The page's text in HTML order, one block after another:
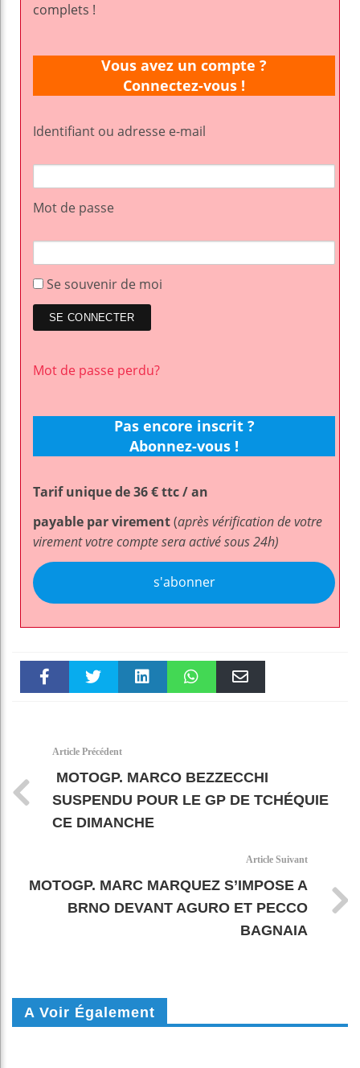
complets !
Vous avez un compte ?
Connectez-vous !
Identifiant ou adresse e-mail
Mot de passe
Se souvenir de moi
Mot de passe perdu?
Pas encore inscrit ?
Abonnez-vous !
Tarif unique de 36 € ttc / an
payable par virement(après vérification de votre
virement votre compte sera activé sous 24h)
s'abonner
Article Précédent
MOTOGP. MARCO BEZZECCHI
SUSPENDU POUR LE GP DE TCHÉQUIE
CE DIMANCHE
Article Suivant
MOTOGP. MARC MARQUEZ S’IMPOSE A
BRNO DEVANT AGURO ET PECCO
BAGNAIA
A Voir Également